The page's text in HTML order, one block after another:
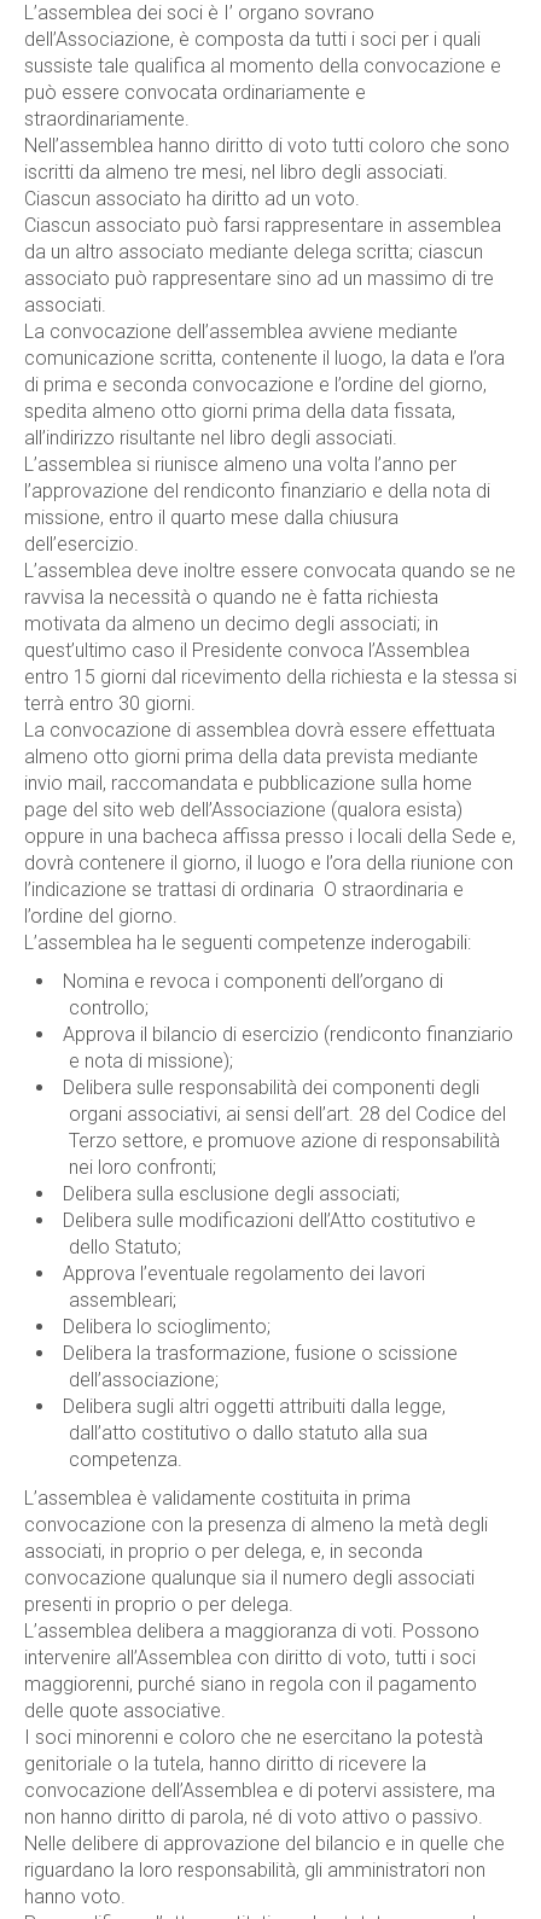
L’assemblea dei soci è I’ organo sovrano
dell’Associazione, è composta da tutti i soci per i quali
sussiste tale qualifica al momento della convocazione e
può essere convocata ordinariamente e
straordinariamente.
Nell’assemblea hanno diritto di voto tutti coloro che sono
iscritti da almeno tre mesi, nel libro degli associati.
Ciascun associato ha diritto ad un voto.
Ciascun associato può farsi rappresentare in assemblea
da un altro associato mediante delega scritta; ciascun
associato può rappresentare sino ad un massimo di tre
associati.
La convocazione dell’assemblea avviene mediante
comunicazione scritta, contenente il luogo, la data e l’ora
di prima e seconda convocazione e l’ordine del giorno,
spedita almeno otto giorni prima della data fissata,
all’indirizzo risultante nel libro degli associati.
L’assemblea si riunisce almeno una volta l’anno per
l’approvazione del rendiconto finanziario e della nota di
missione, entro il quarto mese dalla chiusura
dell’esercizio.
L’assemblea deve inoltre essere convocata quando se ne
ravvisa la necessità o quando ne è fatta richiesta
motivata da almeno un decimo degli associati; in
quest’ultimo caso il Presidente convoca l’Assemblea
entro 15 giorni dal ricevimento della richiesta e la stessa si
terrà entro 30 giorni.
La convocazione di assemblea dovrà essere effettuata
almeno otto giorni prima della data prevista mediante
invio mail, raccomandata e pubblicazione sulla home
page del sito web dell’Associazione (qualora esista)
oppure in una bacheca affissa presso i locali della Sede e,
dovrà contenere il giorno, il luogo e l’ora della riunione con
l’indicazione se trattasi di ordinaria O straordinaria e
l’ordine del giorno.
L’assemblea ha le seguenti competenze inderogabili:
Nomina e revoca i componenti dell’organo di
controllo;
Approva il bilancio di esercizio (rendiconto finanziario
e nota di missione);
Delibera sulle responsabilità dei componenti degli
organi associativi, ai sensi dell’art. 28 del Codice del
Terzo settore, e promuove azione di responsabilità
nei loro confronti;
Delibera sulla esclusione degli associati;
Delibera sulle modificazioni dell’Atto costitutivo e
dello Statuto;
Approva l’eventuale regolamento dei lavori
assembleari;
Delibera lo scioglimento;
Delibera la trasformazione, fusione o scissione
dell’associazione;
Delibera sugli altri oggetti attribuiti dalla legge,
dall’atto costitutivo o dallo statuto alla sua
competenza.
L’assemblea è validamente costituita in prima
convocazione con la presenza di almeno la metà degli
associati, in proprio o per delega, e, in seconda
convocazione qualunque sia il numero degli associati
presenti in proprio o per delega.
L’assemblea delibera a maggioranza di voti. Possono
intervenire all’Assemblea con diritto di voto, tutti i soci
maggiorenni, purché siano in regola con il pagamento
delle quote associative.
I soci minorenni e coloro che ne esercitano la potestà
genitoriale o la tutela, hanno diritto di ricevere la
convocazione dell’Assemblea e di potervi assistere, ma
non hanno diritto di parola, né di voto attivo o passivo.
Nelle delibere di approvazione del bilancio e in quelle che
riguardano la loro responsabilità, gli amministratori non
hanno voto.